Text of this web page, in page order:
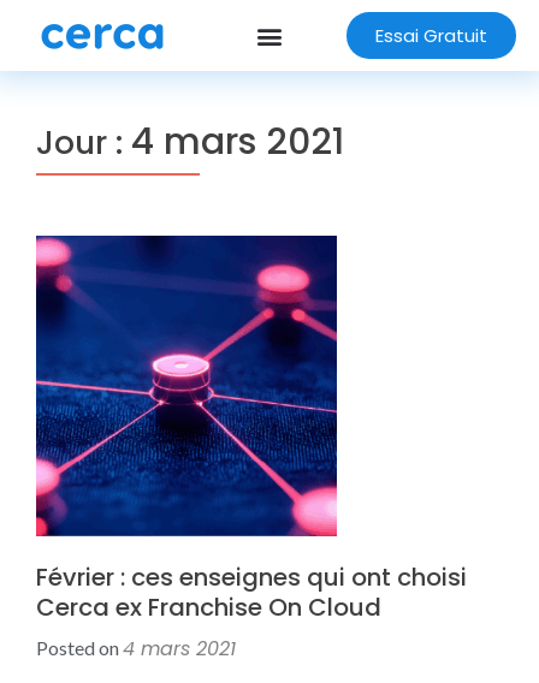
Essai Gratuit
Jour : 4 mars 2021
Février : ces enseignes qui ont choisi
Cerca ex Franchise On Cloud
Posted on4 mars 2021